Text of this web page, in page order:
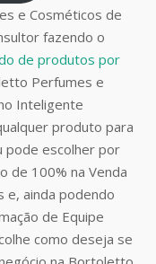
e Cosméticos de
fazendo o
de produtos por
Perfumes e
Inteligente
produto para
pode escolher por
de 100% na Venda
e, ainda podendo
de Equipe
como deseja se